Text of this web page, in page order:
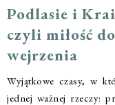
Podlasie i
czyli miłość
wejrzenia
Wyjątkowe czasy, w
jednej ważnej rzeczy: